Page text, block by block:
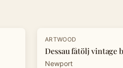
ARTWOOD
Dessau fåtölj vintage
Newport